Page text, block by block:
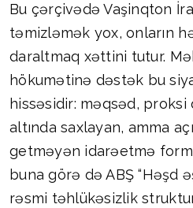
Bu çərçivədə Vaşinqton
təmizləmək yox, onların
daraltmaq xəttini tutur.
hökumətinə dəstək bu
hissəsidir: məqsəd, proksi
altında saxlayan, amma
getməyən idarəetmə
buna görə də ABŞ “Həşd
rəsmi təhlükəsizlik